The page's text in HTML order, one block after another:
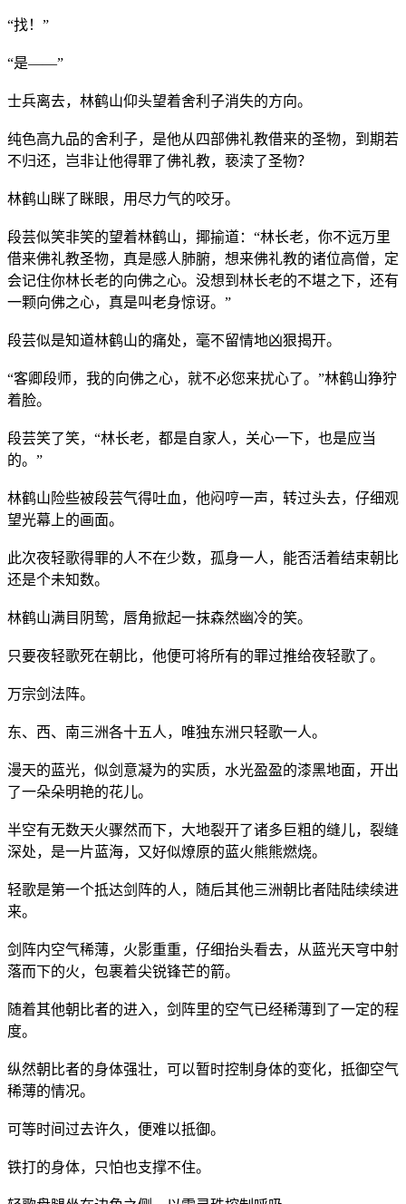
“找！”
“是——”
士兵离去，林鹤山仰头望着舍利子消失的方向。
纯色高九品的舍利子，是他从四部佛礼教借来的圣物，到期若
不归还，岂非让他得罪了佛礼教，亵渎了圣物？
林鹤山眯了眯眼，用尽力气的咬牙。
段芸似笑非笑的望着林鹤山，揶揄道：“林长老，你不远万里
借来佛礼教圣物，真是感人肺腑，想来佛礼教的诸位高僧，定
会记住你林长老的向佛之心。没想到林长老的不堪之下，还有
一颗向佛之心，真是叫老身惊讶。”
段芸似是知道林鹤山的痛处，毫不留情地凶狠揭开。
“客卿段师，我的向佛之心，就不必您来扰心了。”林鹤山狰狞
着脸。
段芸笑了笑，“林长老，都是自家人，关心一下，也是应当
的。”
林鹤山险些被段芸气得吐血，他闷哼一声，转过头去，仔细观
望光幕上的画面。
此次夜轻歌得罪的人不在少数，孤身一人，能否活着结束朝比
还是个未知数。
林鹤山满目阴鸷，唇角掀起一抹森然幽冷的笑。
只要夜轻歌死在朝比，他便可将所有的罪过推给夜轻歌了。
万宗剑法阵。
东、西、南三洲各十五人，唯独东洲只轻歌一人。
漫天的蓝光，似剑意凝为的实质，水光盈盈的漆黑地面，开出
了一朵朵明艳的花儿。
半空有无数天火骤然而下，大地裂开了诸多巨粗的缝儿，裂缝
深处，是一片蓝海，又好似燎原的蓝火熊熊燃烧。
轻歌是第一个抵达剑阵的人，随后其他三洲朝比者陆陆续续进
来。
剑阵内空气稀薄，火影重重，仔细抬头看去，从蓝光天穹中射
落而下的火，包裹着尖锐锋芒的箭。
随着其他朝比者的进入，剑阵里的空气已经稀薄到了一定的程
度。
纵然朝比者的身体强壮，可以暂时控制身体的变化，抵御空气
稀薄的情况。
可等时间过去许久，便难以抵御。
铁打的身体，只怕也支撑不住。